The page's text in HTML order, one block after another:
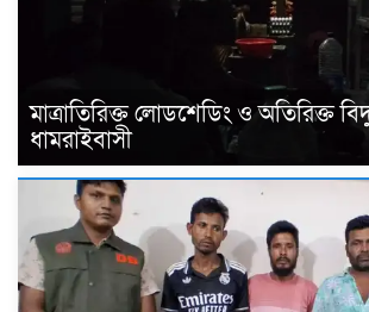
মাত্রাতিরিক্ত লোডশেডিং ও অতিরিক্ত
ধামরাইবাসী